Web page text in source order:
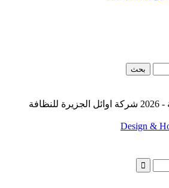
© جميع الحقوق محفوظة - 2026 شركة اوائل الجزيرة للنظافة
Design &